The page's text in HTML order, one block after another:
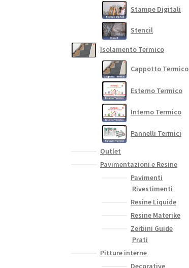
Stampe Digitali
Stencil
Isolamento Termico
Cappotto Termico
Esterno Termico
Interno Termico
Pannelli Termici
Outlet
Pavimentazioni e Resine
Pavimenti
Rivestimenti
Resine Liquide
Resine Materike
Zerbini Guide
Prati
Pitture interne
Decorative